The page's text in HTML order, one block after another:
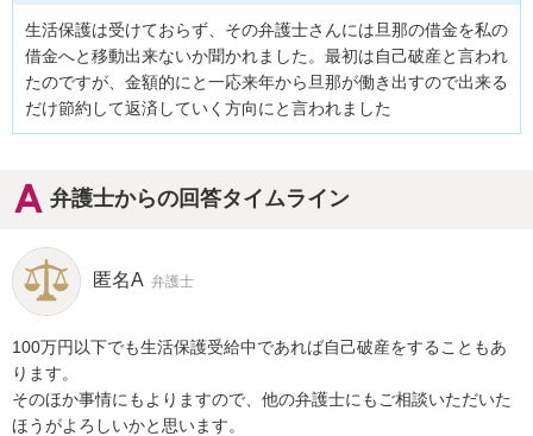
生活保護は受けておらず、その弁護士さんには旦那の借金を私の
借金へと移動出来ないか聞かれました。最初は自己破産と言われ
たのですが、金額的にと一応来年から旦那が働き出すので出来る
だけ節約して返済していく方向にと言われました
弁護士からの回答タイムライン
匿名A 弁護士
100万円以下でも生活保護受給中であれば自己破産をすることもあ
ります。
そのほか事情にもよりますので、他の弁護士にもご相談いただいた
ほうがよろしいかと思います。